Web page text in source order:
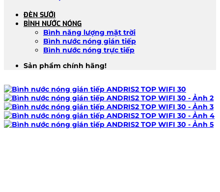
ĐÈN SƯỞI
BÌNH NƯỚC NÓNG
Bình năng lượng mặt trời
Bình nước nóng gián tiếp
Bình nước nóng trực tiếp
Sản phẩm chính hãng!